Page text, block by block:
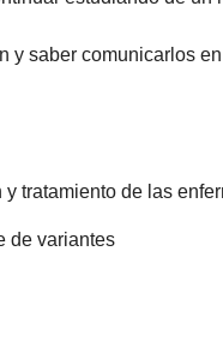
saber comunicarlos
tratamiento de las
de variantes